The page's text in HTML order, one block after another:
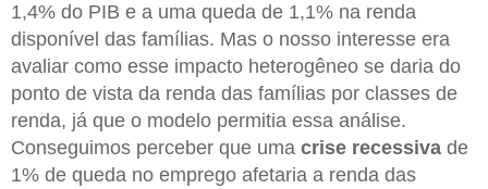
1,4% do PIB e a uma queda de 1,1% na renda
disponível das famílias. Mas o nosso interesse era
avaliar como esse impacto heterogêneo se daria do
ponto de vista da renda das famílias por classes de
renda, já que o modelo permitia essa análise.
Conseguimos perceber que uma crise recessiva de
1% de queda no emprego afetaria a renda das